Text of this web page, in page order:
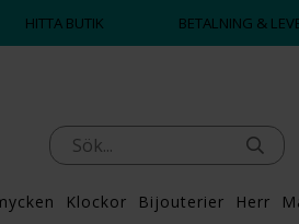
HITTA BUTIK BETALNING &
Klockor Bijouterier Herr